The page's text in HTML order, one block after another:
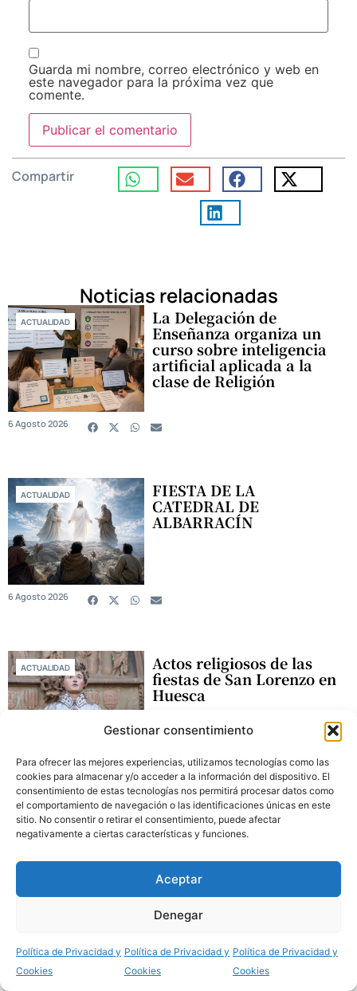
Gestionar consentimiento
Para ofrecer las mejores experiencias, utilizamos tecnologías como las
cookies para almacenar y/o acceder a la información del dispositivo. El
consentimiento de estas tecnologías nos permitirá procesar datos como
el comportamiento de navegación o las identificaciones únicas en este
sitio. No consentir o retirar el consentimiento, puede afectar
negativamente a ciertas características y funciones.
Aceptar
Denegar
Política de Privacidad y
Cookies
Política de Privacidad y
Cookies
Política de Privacidad y
Cookies
Guarda mi nombre, correo electrónico y web en
este navegador para la próxima vez que
comente.
Compartir
Noticias relacionadas
ACTUALIDAD La Delegación de
Enseñanza organiza un
curso sobre inteligencia
artificial aplicada a la
clase de Religión
6 Agosto 2026
ACTUALIDAD FIESTA DE LA
CATEDRAL DE
ALBARRACÍN
6 Agosto 2026
ACTUALIDAD Actos religiosos de las
fiestas de San Lorenzo en
Huesca
5 Agosto 2026
BARBASTRO-MONZÓN El Monasterio de la
acogió un concierto-
oración con motivo del
VIII Centenario del
Tránsito de San
5 Agosto 2026